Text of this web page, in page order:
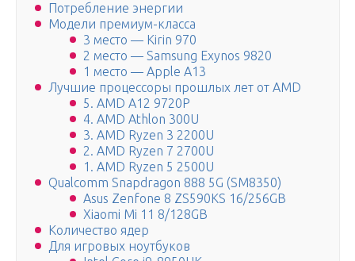
Потребление энергии
Модели премиум-класса
3 место — Kirin 970
2 место — Samsung Exynos 9820
1 место — Apple A13
Лучшие процессоры прошлых лет от AMD
5. AMD A12 9720P
4. AMD Athlon 300U
3. AMD Ryzen 3 2200U
2. AMD Ryzen 7 2700U
1. AMD Ryzen 5 2500U
Qualcomm Snapdragon 888 5G (SM8350)
Asus Zenfone 8 ZS590KS 16/256GB
Xiaomi Mi 11 8/128GB
Количество ядер
Для игровых ноутбуков